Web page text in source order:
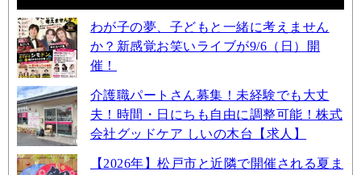
わが子の夢、子どもと一緒に考えません
か？新感覚お笑いライブが9/6（日）開
催！
介護職パートさん募集！未経験でも大丈
夫！時間・日にちも自由に調整可能！株式
会社グッドケア しいの木台【求人】
【2026年】松戸市と近隣で開催される夏ま